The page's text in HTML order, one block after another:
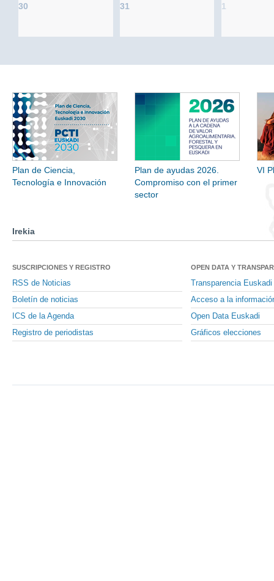
30 31 1
Plan de Ciencia,
Tecnología e Innovación
Plan de ayudas 2026.
Compromiso con el primer
sector
VI
Irekia
SUSCRIPCIONES Y REGISTRO
RSS de Noticias
Boletín de noticias
ICS de la Agenda
Registro de periodistas
OPEN DATA Y
Transparencia Euskadi
Acceso a la
Open Data Euskadi
Gráficos elecciones